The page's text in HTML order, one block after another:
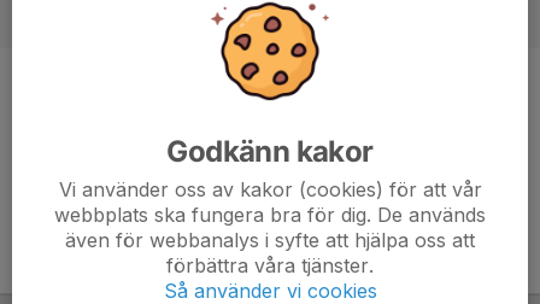
Tränare/Föräldrarepresentant
Godkänn kakor
Vi använder oss av kakor (cookies) för att vår
webbplats ska fungera bra för dig. De används
även för webbanalys i syfte att hjälpa oss att
förbättra våra tjänster.
Så använder vi cookies